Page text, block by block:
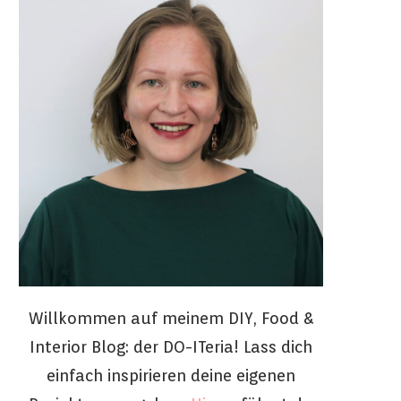
Willkommen auf meinem DIY, Food &
Interior Blog: der DO-ITeria! Lass dich
einfach inspirieren deine eigenen